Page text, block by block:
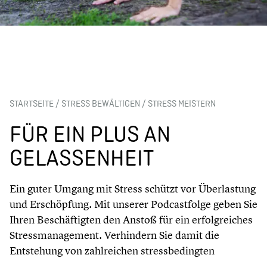
STARTSEITE / STRESS BEWÄLTIGEN / STRESS MEISTERN
FÜR EIN PLUS AN
GELASSENHEIT
Ein guter Umgang mit Stress schützt vor Überlastung
und Erschöpfung. Mit unserer Podcastfolge geben Sie
Ihren Beschäftigten den Anstoß für ein erfolgreiches
Stressmanagement. Verhindern Sie damit die
Entstehung von zahlreichen stressbedingten